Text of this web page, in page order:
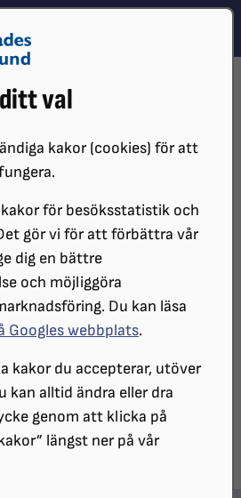
val
kakor (cookies) för att
för besöksstatistik och
gör vi för att förbättra vår
dig en bättre
och möjliggöra
Du kan läsa
Googles webbplats.
kakor du accepterar, utöver
kan alltid ändra eller dra
genom att klicka på
längst ner på vår
ALMÅSA HAVSHOTELL
Almåsa
rekreation
24
Facebook
med e-post